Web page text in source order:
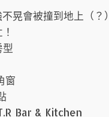
晃會被撞到地上（？）
窗
Bar & Kitchen